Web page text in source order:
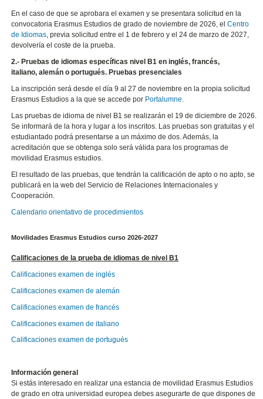
En el caso de que se aprobara el examen y se presentara solicitud en la
convocatoria Erasmus Estudios de grado de noviembre de 2026, elCentro
de Idiomas, previa solicitud entre el 1 de febrero y el 24 de marzo de 2027,
devolvería el coste de la prueba.
2.- Pruebas de idiomas específicas nivel B1 en inglés, francés,
italiano, alemán o portugués. Pruebas presenciales
La inscripción será desde el día 9 al 27 de noviembre en la propia solicitud
Erasmus Estudios a la que se accede por Portalumne.
Las pruebas de idioma de nivel B1 se realizarán el 19 de diciembre de 2026.
Se informará de la hora y lugar a los inscritos. Las pruebas son gratuitas y el
estudiantado podrá presentarse a un máximo de dos. Además, la
acreditación que se obtenga solo será válida para los programas de
movilidad Erasmus estudios.
El resultado de las pruebas, que tendrán la calificación de apto o no apto, se
publicará en la web del Servicio de Relaciones Internacionales y
Cooperación.
Calendario orientativo de procedimientos
Movilidades Erasmus Estudios curso 2026-2027
Calificaciones de la prueba de idiomas de nivel B1
Calificaciones examen de inglés
Calificaciones examen de alemán
Calificaciones examen de francés
Calificaciones examen de italiano
Calificaciones examen de portugués
Información general
Si estás interesado en realizar una estancia de movilidad Erasmus Estudios
de grado en otra universidad europea debes asegurarte de que dispones de